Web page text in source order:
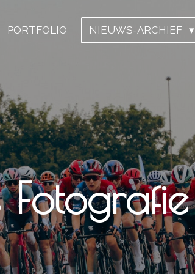
PORTFOLIO NIEUWS-ARCHIEF
Fotografie